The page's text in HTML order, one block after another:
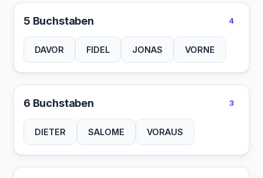
5 Buchstaben 4
DAVOR FIDEL JONAS VORNE
6 Buchstaben 3
DIETER SALOME VORAUS